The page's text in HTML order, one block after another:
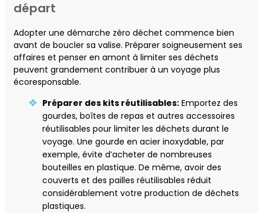
départ
Adopter une démarche zéro déchet commence bien
avant de boucler sa valise. Préparer soigneusement ses
affaires et penser en amont à limiter ses déchets
peuvent grandement contribuer à un voyage plus
écoresponsable.
Préparer des kits réutilisables: Emportez des
gourdes, boîtes de repas et autres accessoires
réutilisables pour limiter les déchets durant le
voyage. Une gourde en acier inoxydable, par
exemple, évite d’acheter de nombreuses
bouteilles en plastique. De même, avoir des
couverts et des pailles réutilisables réduit
considérablement votre production de déchets
plastiques.